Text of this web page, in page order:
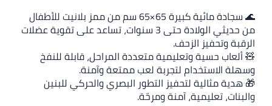
🌊 سجادة مائية كبيرة 65×65 سم من ممز بلانيت للأطفال
من حديثي الولادة حتى 3 سنوات، تساعد على تقوية عضلات
الرقبة وتحفيز الزحف.
🧸 ألعاب حسية وتعليمية متعددة المراحل، قابلة للنفخ
وسهلة الاستخدام لتجربة لعب ممتعة وآمنة.
🎁 هدية مثالية لتحفيز التطور البصري والحركي للبنين
والبنات، تعليمية، آمنة ومرحّة.